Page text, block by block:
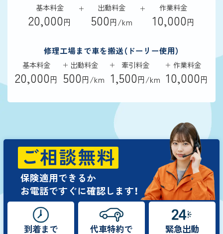
基本料金
20,000円
出動料金
500円/km
作業料金
10,000円
修理工場まで車を搬送（ドーリー使用）
基本料金
20,000円
出動料金
500円/km
牽引料金
1,500円/km
作業料金
10,000円
ご相談無料
保険適用できるか
お電話ですぐに確認します！
到着まで 代車特約で 緊急出動